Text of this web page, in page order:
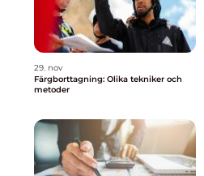
29. nov
Färgborttagning: Olika tekniker och
metoder